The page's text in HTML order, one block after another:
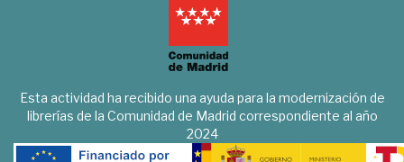
Esta actividad ha recibido una ayuda para la modernización de
librerías de la Comunidad de Madrid correspondiente al año
2024